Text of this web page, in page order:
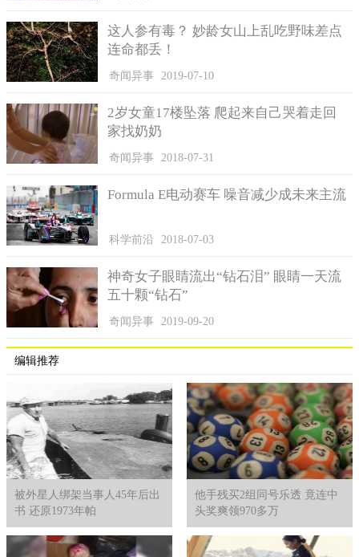
这人参有毒？ 妙龄女山上乱吃野味差点
连命都丢！
奇闻异事 2019-07-10
2岁女童17楼坠落 爬起来自己哭着走回
家找奶奶
奇闻异事 2018-07-31
Formula E电动赛车 噪音减少成未来主流
科学前沿 2018-07-03
神奇女子眼睛流出“钻石泪” 眼睛一天流
五十颗“钻石”
奇闻异事 2019-09-20
编辑推荐
被外星人绑架当事人45年后出
书 还原1973年帕
他手残买2组同号乐透 竟连中
头奖爽领970多万